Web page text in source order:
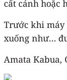
cất cánh hoặc
Trước khi máy
xuống như…
Amata Kabua,